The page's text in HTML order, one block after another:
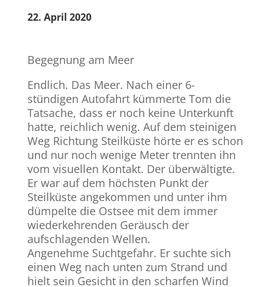
22. April 2020
Begegnung am Meer
Endlich. Das Meer. Nach einer 6-
stündigen Autofahrt kümmerte Tom die
Tatsache, dass er noch keine Unterkunft
hatte, reichlich wenig. Auf dem steinigen
Weg Richtung Steilküste hörte er es schon
und nur noch wenige Meter trennten ihn
vom visuellen Kontakt. Der überwältigte.
Er war auf dem höchsten Punkt der
Steilküste angekommen und unter ihm
dümpelte die Ostsee mit dem immer
wiederkehrenden Geräusch der
aufschlagenden Wellen.
Angenehme Suchtgefahr. Er suchte sich
einen Weg nach unten zum Strand und
hielt sein Gesicht in den scharfen Wind